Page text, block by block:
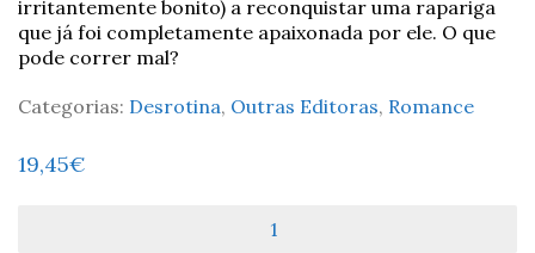
irritantemente bonito) a reconquistar uma rapariga
que já foi completamente apaixonada por ele. O que
pode correr mal?
Categorias: Desrotina, Outras Editoras, Romance
19,45€